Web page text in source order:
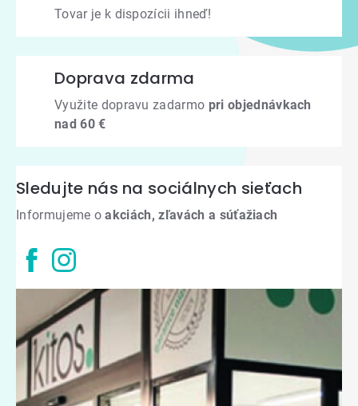
Tovar je k dispozícii ihneď!
Doprava zdarma
Využite dopravu zadarmo pri objednávkach
nad 60 €
Sledujte nás na sociálnych sieťach
Informujeme oakciách, zľavách a súťažiach